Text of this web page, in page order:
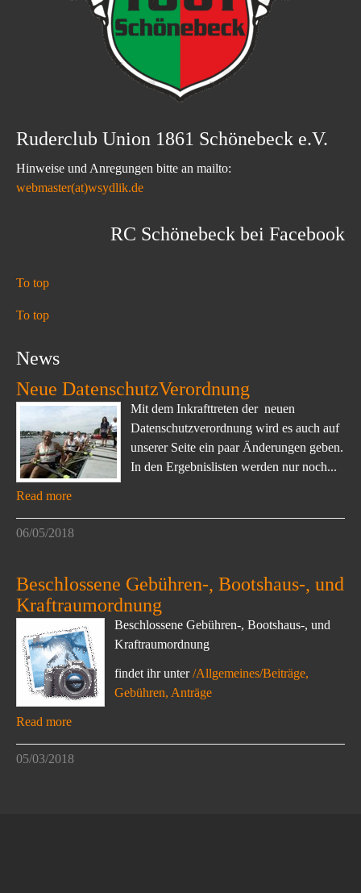
Ruderclub Union 1861 Schönebeck e.V.
Hinweise und Anregungen bitte an mailto:
webmaster(at)wsydlik.de
RC Schönebeck bei Facebook
To top
To top
News
Neue DatenschutzVerordnung
Mit dem Inkrafttreten der neuen
Datenschutzverordnung wird es auch auf
unserer Seite ein paar Änderungen geben.
In den Ergebnislisten werden nur noch...
Read more
06/05/2018
Beschlossene Gebühren-, Bootshaus-, und
Kraftraumordnung
Beschlossene Gebühren-, Bootshaus-, und
Kraftraumordnung
findet ihr unter/Allgemeines/Beiträge,
Gebühren, Anträge
Read more
05/03/2018